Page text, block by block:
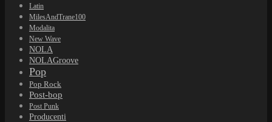
Latin
MilesAndTrane100
Modalita
New Wave
NOLA
NOLAGroove
Pop
Pop Rock
Post-bop
Post Punk
Producenti